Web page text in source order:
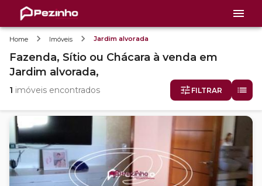
Home Imóveis Jardim alvorada
Fazenda, Sítio ou Chácara à venda em
Jardim alvorada,
1 imóveis encontrados FILTRAR